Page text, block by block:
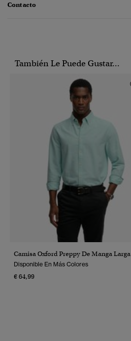
Contacto
También Le Puede Gustar...
Camisa Oxford Preppy De Manga Larga
Disponible En Más Colores
€ 64,99